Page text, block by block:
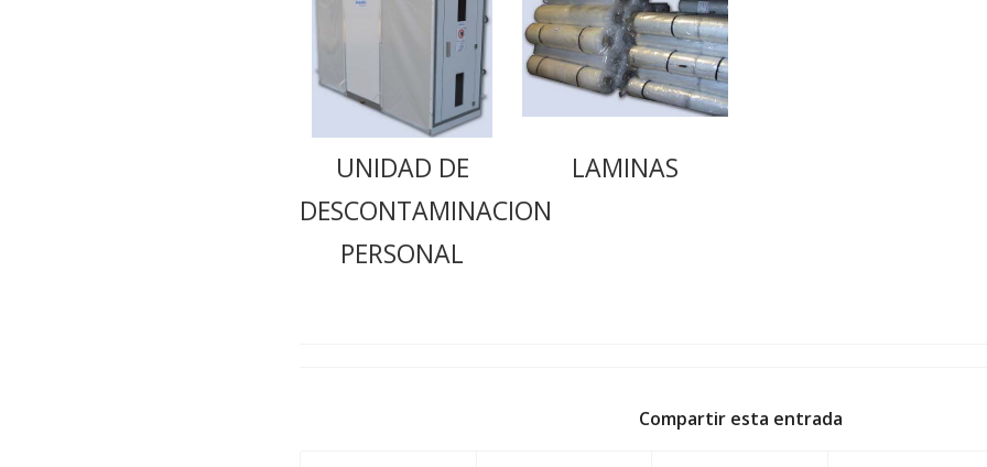
UNIDAD DE
DESCONTAMINACION
PERSONAL
LAMINAS
Compartir esta entrada